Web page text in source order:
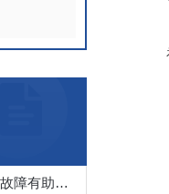
及时解决真空甩带甩丝炉故障有助于保障产品质量和设备稳定运行